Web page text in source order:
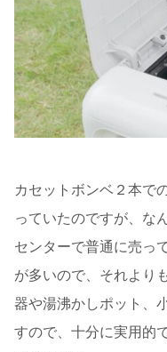
カセットボンベ２本で
っていたのですが、な
センターで普通に売っ
が多いので、それより
器や湯沸かしポット、
すので、十分に実用的